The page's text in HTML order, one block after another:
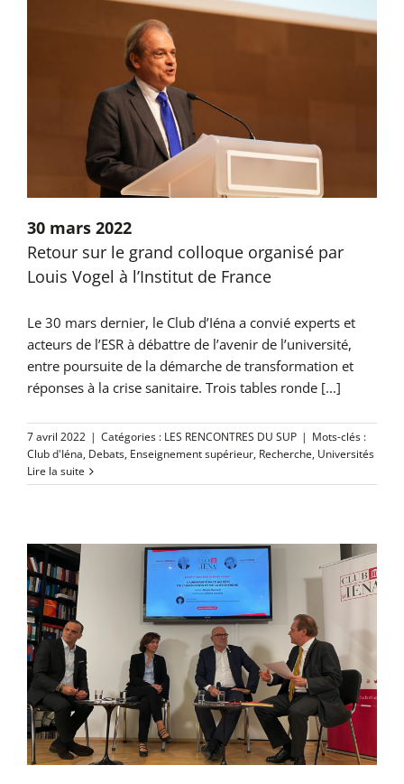
30 mars 2022
Retour sur le grand colloque organisé par
Louis Vogel à l’Institut de France
Le 30 mars dernier, le Club d’Iéna a convié experts et
acteurs de l’ESR à débattre de l’avenir de l’université,
entre poursuite de la démarche de transformation et
réponses à la crise sanitaire. Trois tables ronde [...]
7 avril 2022 | Catégories : LES RENCONTRES DU SUP | Mots-clés :
Club d'Iéna, Debats, Enseignement supérieur, Recherche, Universités
Lire la suite